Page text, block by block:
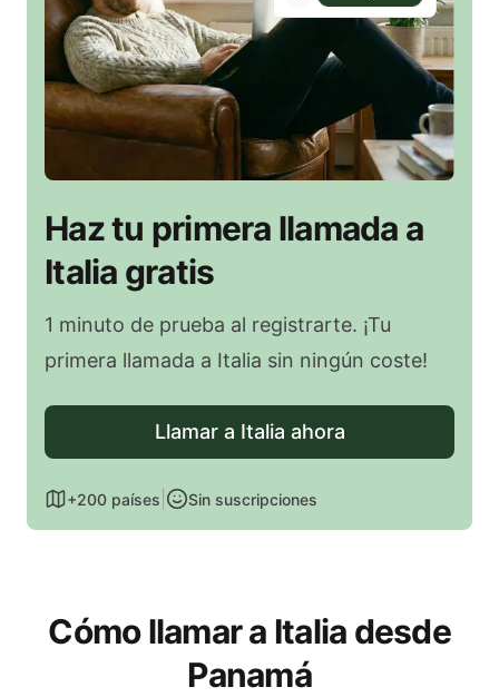
Haz tu primera llamada a
Italia gratis
1 minuto de prueba al registrarte. ¡Tu
primera llamada a Italia sin ningún coste!
Llamar a Italia ahora
+200 países Sin suscripciones
Cómo llamar a Italia desde
Panamá